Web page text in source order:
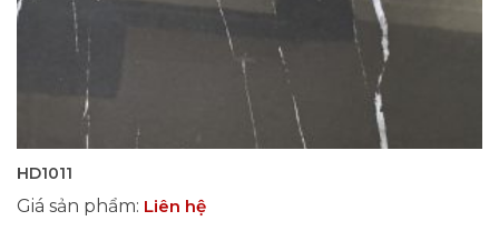
HD1011
Giá sản phẩm: Liên hệ